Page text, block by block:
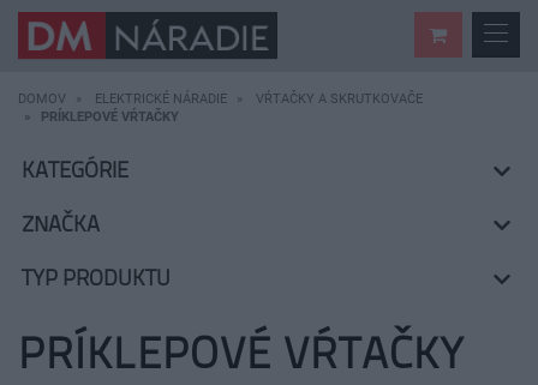
DOMOV ELEKTRICKÉ NÁRADIE
VŔTAČKY A SKRUTKOVAČE
PRÍKLEPOVÉ VŔTAČKY
KATEGÓRIE
ZNAČKA
TYP PRODUKTU
PRÍKLEPOVÉ VŔTAČKY